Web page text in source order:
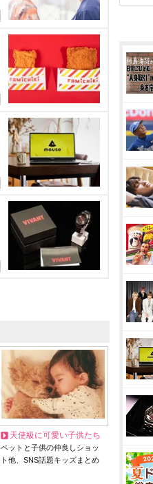
天使級に可愛い子供たち
ペットと子供の仲良しショッ
ト他、SNS話題キッズまとめ